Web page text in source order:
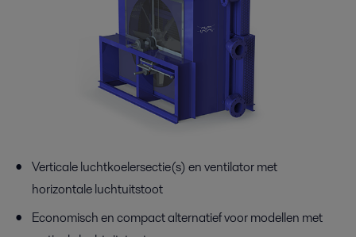
Verticale luchtkoelersectie(s) en ventilator met
horizontale luchtuitstoot
Economisch en compact alternatief voor modellen met